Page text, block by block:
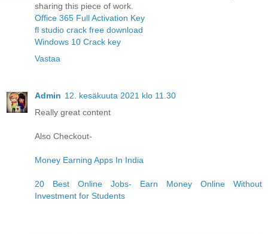
sharing this piece of work.
Office 365 Full Activation Key
fl studio crack free download
Windows 10 Crack key
Vastaa
Admin 12. kesäkuuta 2021 klo 11.30
Really great content
Also Checkout-
Money Earning Apps In India
20 Best Online Jobs- Earn Money Online Without
Investment for Students